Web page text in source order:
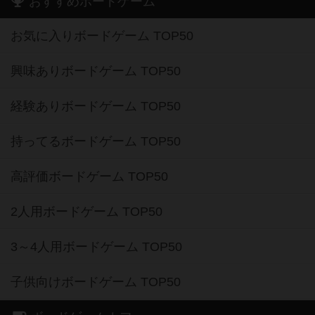
お気に入りボードゲーム TOP50
興味ありボードゲーム TOP50
経験ありボードゲーム TOP50
持ってるボードゲーム TOP50
高評価ボードゲーム TOP50
2人用ボードゲーム TOP50
3～4人用ボードゲーム TOP50
子供向けボードゲーム TOP50